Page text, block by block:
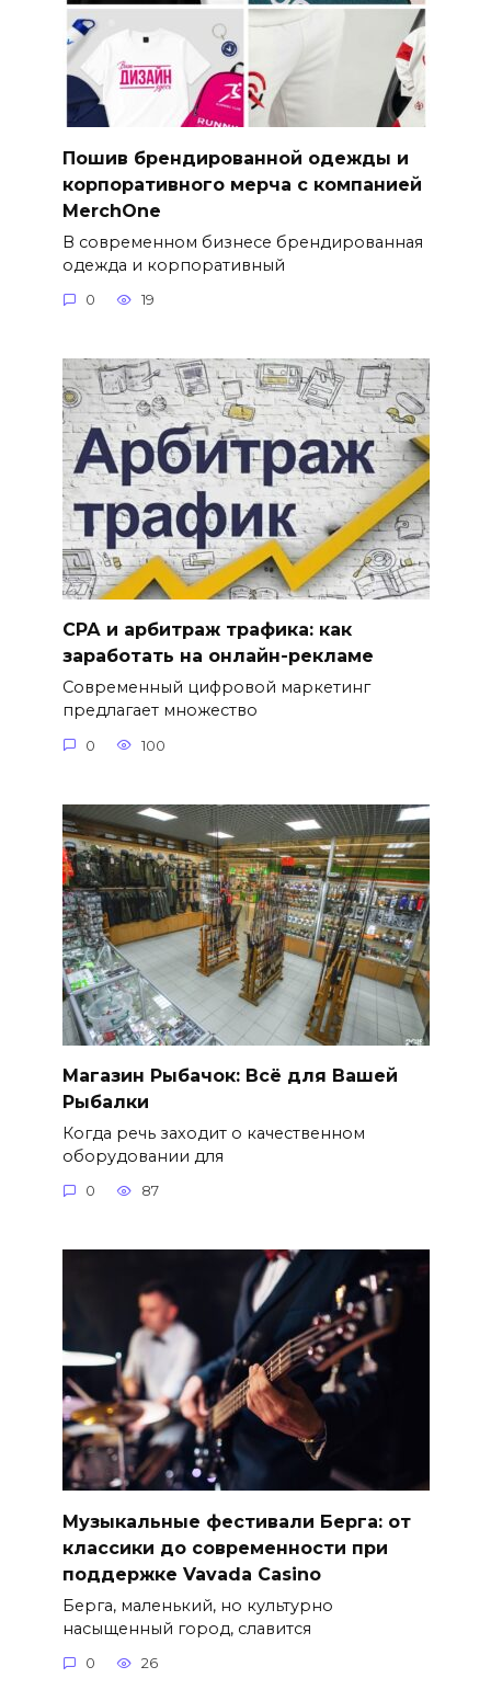
Пошив брендированной одежды и
корпоративного мерча с компанией
MerchOne
В современном бизнесе брендированная
одежда и корпоративный
0 19
СРА и арбитраж трафика: как
заработать на онлайн-рекламе
Современный цифровой маркетинг
предлагает множество
0 100
Магазин Рыбачок: Всё для Вашей
Рыбалки
Когда речь заходит о качественном
оборудовании для
0 87
Музыкальные фестивали Берга: от
классики до современности при
поддержке Vavada Casino
Берга, маленький, но культурно
насыщенный город, славится
0 26